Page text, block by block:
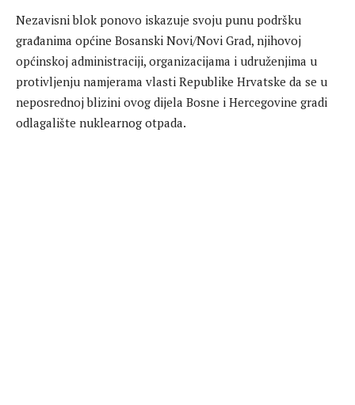
Nezavisni blok ponovo iskazuje svoju punu podršku
građanima općine Bosanski Novi/Novi Grad, njihovoj
općinskoj administraciji, organizacijama i udruženjima u
protivljenju namjerama vlasti Republike Hrvatske da se u
neposrednoj blizini ovog dijela Bosne i Hercegovine gradi
odlagalište nuklearnog otpada.